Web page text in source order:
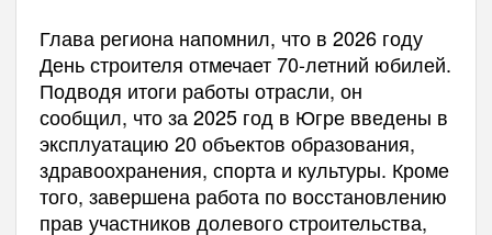
Глава региона напомнил, что в 2026 году
День строителя отмечает 70-летний юбилей.
Подводя итоги работы отрасли, он
сообщил, что за 2025 год в Югре введены в
эксплуатацию 20 объектов образования,
здравоохранения, спорта и культуры. Кроме
того, завершена работа по восстановлению
прав участников долевого строительства,